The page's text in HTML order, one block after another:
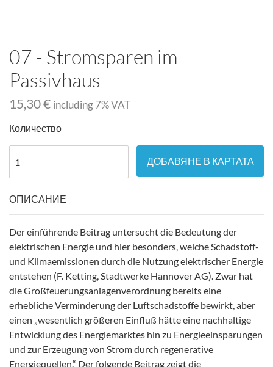
07 - Stromsparen im
Passivhaus
15,30 € including 7% VAT
Количество
ДОБАВЯНЕ В КАРТАТА
ОПИСАНИЕ
Der einführende Beitrag untersucht die Bedeutung der
elektrischen Energie und hier besonders, welche Schadstoff-
und Klimaemissionen durch die Nutzung elektrischer Energie
entstehen (F. Ketting, Stadtwerke Hannover AG). Zwar hat
die Großfeuerungsanlagenverordnung bereits eine
erhebliche Verminderung der Luftschadstoffe bewirkt, aber
einen „wesentlich größeren Einfluß hätte eine nachhaltige
Entwicklung des Energiemarktes hin zu Energieeinsparungen
und zur Erzeugung von Strom durch regenerative
Energiequellen.“ Der folgende Beitrag zeigt die